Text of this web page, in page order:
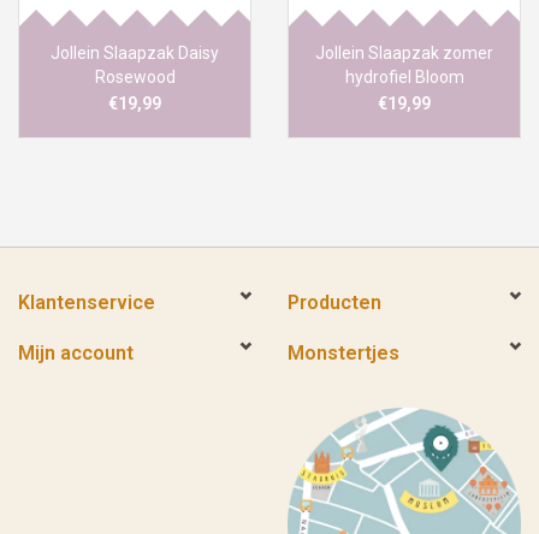
Jollein Slaapzak Daisy
Rosewood
€19,99
Jollein Slaapzak zomer
hydrofiel Bloom
€19,99
Klantenservice Producten
Mijn account Monstertjes